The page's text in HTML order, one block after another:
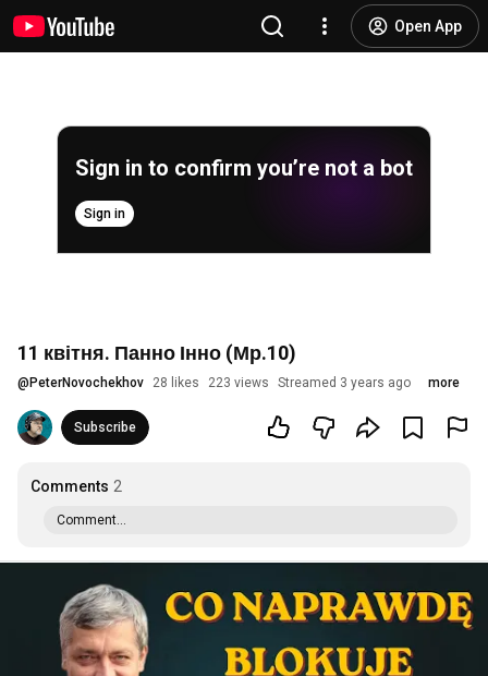
Open App
Sign in to confirm you’re not a bot
Sign in
11 квітня. Панно Інно (Мр.10)
@ PeterNovochekhov 28 likes 223 views Streamed 3 years ago more
Subscribe
Comments 2
Comment...